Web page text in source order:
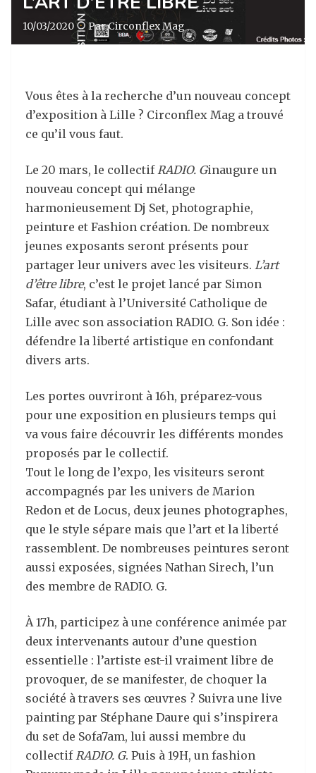
10/03/2020 · Par Circonflex Mag
Vous êtes à la recherche d’un nouveau concept
d’exposition à Lille ? Circonflex Mag a trouvé
ce qu’il vous faut.
Le 20 mars, le collectifRADIO. Ginaugure un
nouveau concept qui mélange
harmonieusement Dj Set, photographie,
peinture et Fashion création. De nombreux
jeunes exposants seront présents pour
partager leur univers avec les visiteurs. L’art
d’être libre, c’est le projet lancé par Simon
Safar, étudiant à l’Université Catholique de
Lille avec son association RADIO. G. Son idée :
défendre la liberté artistique en confondant
divers arts.
Les portes ouvriront à 16h, préparez-vous
pour une exposition en plusieurs temps qui
va vous faire découvrir les différents mondes
proposés par le collectif.
Tout le long de l’expo, les visiteurs seront
accompagnés par les univers de Marion
Redon et de Locus, deux jeunes photographes,
que le style sépare mais que l’art et la liberté
rassemblent. De nombreuses peintures seront
aussi exposées, signées Nathan Sirech, l’un
des membre de RADIO. G.
À 17h, participez à une conférence animée par
deux intervenants autour d’une question
essentielle : l’artiste est-il vraiment libre de
provoquer, de se manifester, de choquer la
société à travers ses œuvres ? Suivra une live
painting par Stéphane Daure qui s’inspirera
du set de Sofa7am, lui aussi membre du
collectifRADIO. G. Puis à 19H, un fashion